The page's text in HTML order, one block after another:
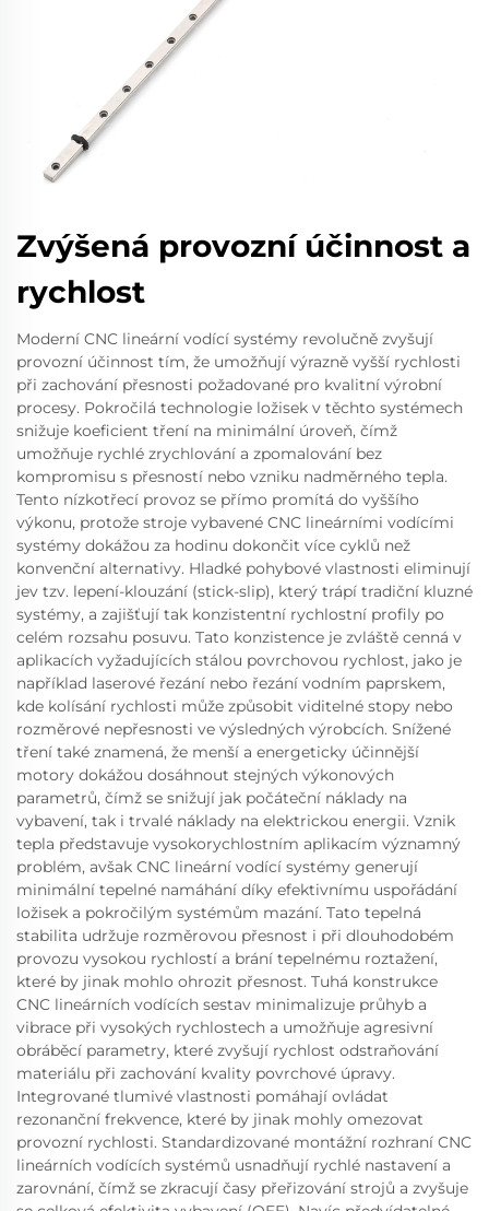
Zvýšená provozní účinnost a
rychlost
Moderní CNC lineární vodící systémy revolučně zvyšují
provozní účinnost tím, že umožňují výrazně vyšší rychlosti
při zachování přesnosti požadované pro kvalitní výrobní
procesy. Pokročilá technologie ložisek v těchto systémech
snižuje koeficient tření na minimální úroveň, čímž
umožňuje rychlé zrychlování a zpomalování bez
kompromisu s přesností nebo vzniku nadměrného tepla.
Tento nízkotřecí provoz se přímo promítá do vyššího
výkonu, protože stroje vybavené CNC lineárními vodícími
systémy dokážou za hodinu dokončit více cyklů než
konvenční alternativy. Hladké pohybové vlastnosti eliminují
jev tzv. lepení-klouzání (stick-slip), který trápí tradiční kluzné
systémy, a zajišťují tak konzistentní rychlostní profily po
celém rozsahu posuvu. Tato konzistence je zvláště cenná v
aplikacích vyžadujících stálou povrchovou rychlost, jako je
například laserové řezání nebo řezání vodním paprskem,
kde kolísání rychlosti může způsobit viditelné stopy nebo
rozměrové nepřesnosti ve výsledných výrobcích. Snížené
tření také znamená, že menší a energeticky účinnější
motory dokážou dosáhnout stejných výkonových
parametrů, čímž se snižují jak počáteční náklady na
vybavení, tak i trvalé náklady na elektrickou energii. Vznik
tepla představuje vysokorychlostním aplikacím významný
problém, avšak CNC lineární vodící systémy generují
minimální tepelné namáhání díky efektivnímu uspořádání
ložisek a pokročilým systémům mazání. Tato tepelná
stabilita udržuje rozměrovou přesnost i při dlouhodobém
provozu vysokou rychlostí a brání tepelnému roztažení,
které by jinak mohlo ohrozit přesnost. Tuhá konstrukce
CNC lineárních vodících sestav minimalizuje průhyb a
vibrace při vysokých rychlostech a umožňuje agresivní
obráběcí parametry, které zvyšují rychlost odstraňování
materiálu při zachování kvality povrchové úpravy.
Integrované tlumivé vlastnosti pomáhají ovládat
rezonanční frekvence, které by jinak mohly omezovat
provozní rychlosti. Standardizované montážní rozhraní CNC
lineárních vodících systémů usnadňují rychlé nastavení a
zarovnání, čímž se zkracují časy přeřizování strojů a zvyšuje